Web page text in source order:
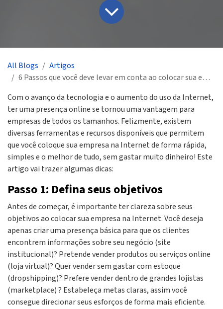
All Blogs
Artigos
6 Passos que você deve levar em conta ao colocar sua empresa na internet.
Com o avanço da tecnologia e o aumento do uso da Internet,
ter uma presença online se tornou uma vantagem para
empresas de todos os tamanhos. Felizmente, existem
diversas ferramentas e recursos disponíveis que permitem
que você coloque sua empresa na Internet de forma rápida,
simples e o melhor de tudo, sem gastar muito dinheiro! Este
artigo vai trazer algumas dicas:
Passo 1: Defina seus objetivos
Antes de começar, é importante ter clareza sobre seus
objetivos ao colocar sua empresa na Internet. Você deseja
apenas criar uma presença básica para que os clientes
encontrem informações sobre seu negócio (site
institucional)? Pretende vender produtos ou serviços online
(loja virtual)? Quer vender sem gastar com estoque
(dropshipping)? Prefere vender dentro de grandes lojistas
(marketplace) ? Estabeleça metas claras, assim você
consegue direcionar seus esforços de forma mais eficiente.